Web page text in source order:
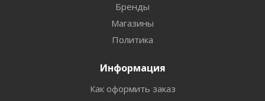
Бренды
Магазины
Политика
Информация
Как оформить заказ